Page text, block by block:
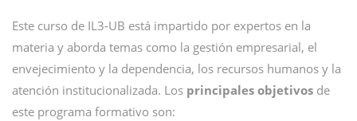
Este curso de IL3-UB está impartido por expertos en la
materia y aborda temas como la gestión empresarial, el
envejecimiento y la dependencia, los recursos humanos y la
atención institucionalizada. Los principales objetivos de
este programa formativo son: